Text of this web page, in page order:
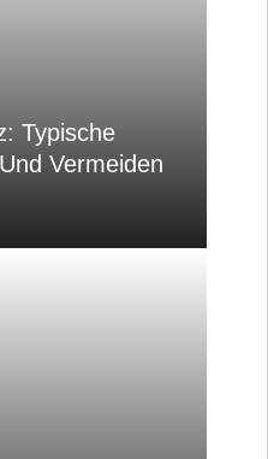
Typische
Vermeiden